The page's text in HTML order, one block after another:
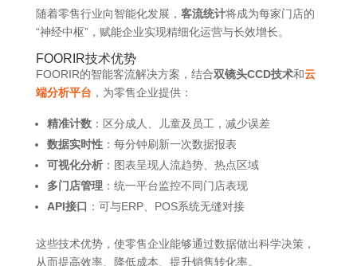
随着零售行业向智能化发展， 客流统计将成为每家门店的
“神经中枢”，赋能企业实现精细化运营与长效增长。
FOORIR技术优势
FOORIR的智能客流解决方案，结合双镜头CCD技术和云
端分析平台 ，为零售企业提供：
精准计数：区分成人、儿童及员工，减少误差
数据实时性：每分钟刷新一次数据报表
可视化分析：图表呈现人流趋势、热点区域
多门店管理：统一平台监控不同门店表现
API接口 ：可与ERP、POS系统无缝对接
这些技术优势，使零售企业能够通过数据做出科学决策，
从而提高效率、降低成本、提升销售转化率。